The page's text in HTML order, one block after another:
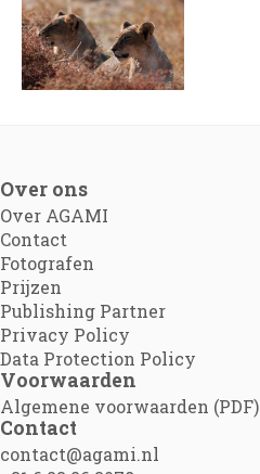
Over ons
Over AGAMI
Contact
Fotografen
Prijzen
Publishing Partner
Privacy Policy
Data Protection Policy
Voorwaarden
Algemene voorwaarden (PDF)
Contact
contact@agami.nl